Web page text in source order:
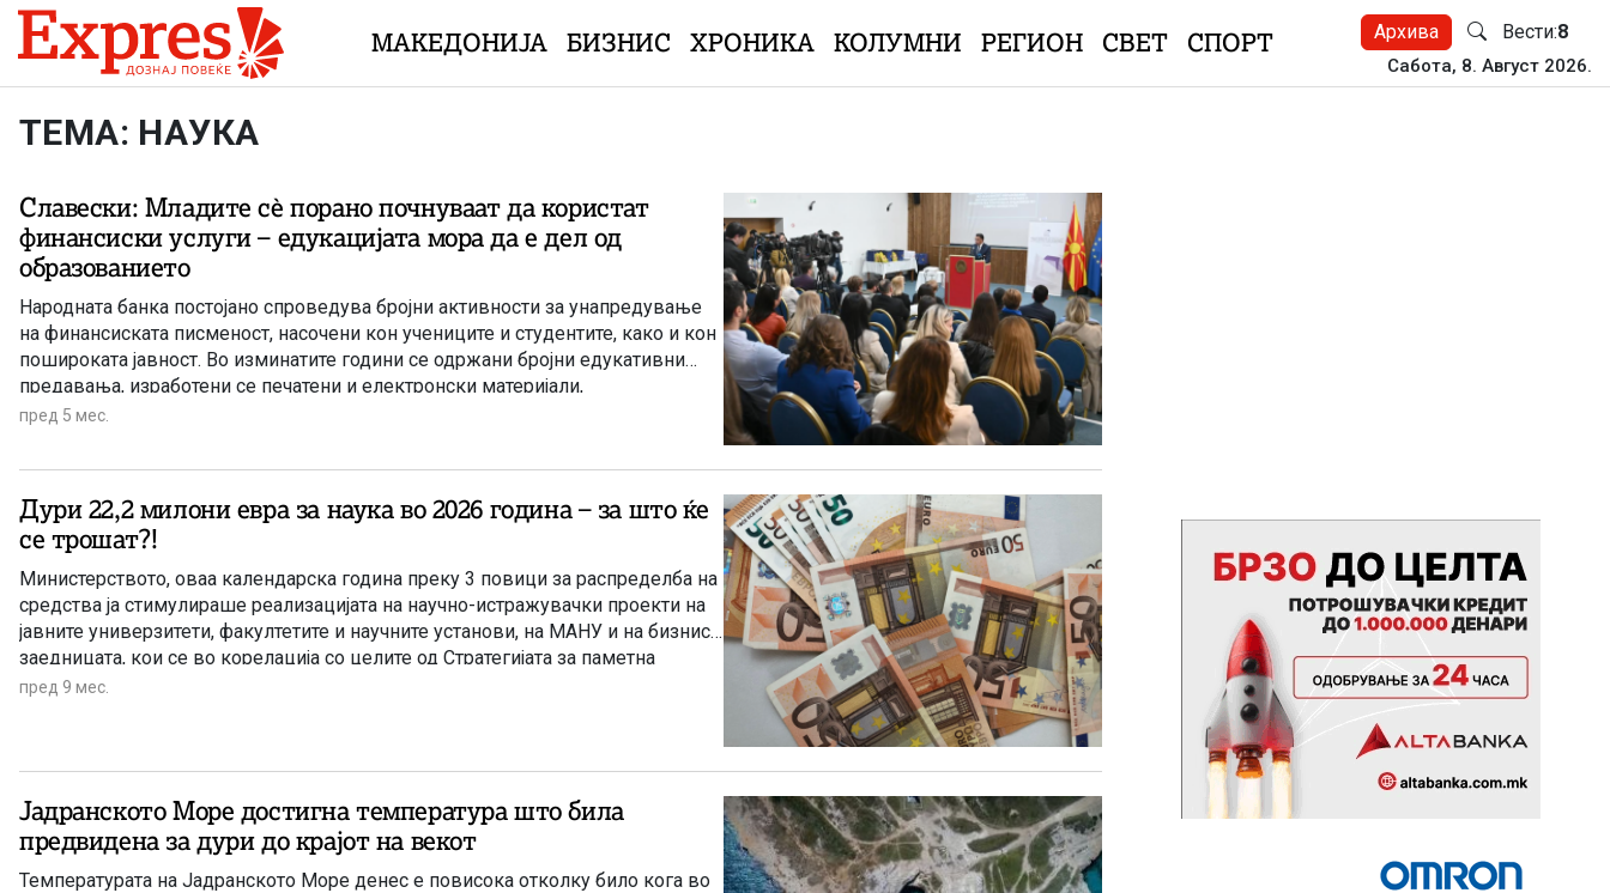
Skip to content
МАКЕДОНИЈА БИЗНИС ХРОНИКА КОЛУМНИ РЕГИОН СВЕТ СПОРТ Архива Вести:8
Сабота, 8. Август 2026.
ТЕМА: НАУКА
Славески: Младите сѐ порано почнуваат да користат
финансиски услуги – едукацијата мора да е дел од
образованието
Народната банка постојано спроведува бројни активности за унапредување
на финансиската писменост, насочени кон учениците и студентите, како и кон
пошироката јавност. Во изминатите години се одржани бројни едукативни
предавања, изработени се печатени и електронски материјали,
видеосодржини и едукативни игри, како и активности преку социјалните
пред 5 мес.
Дури 22,2 милони евра за наука во 2026 година – за што ќе
се трошат?!
Министерството, оваа календарска година преку 3 повици за распределба на
средства ја стимулираше реализацијата на научно-истражувачки проекти на
јавните универзитети, факултетите и научните установи, на МАНУ и на бизнис-
заедницата, кои се во корелација со целите од Стратегијата за паметна
специјализација на Македонија. Проектите успешно се реализираат.
пред 9 мес.
Јадранското Море достигна температура што била
предвидена за дури до крајот на векот
Температурата на Јадранското Море денес е повисока отколку било кога во